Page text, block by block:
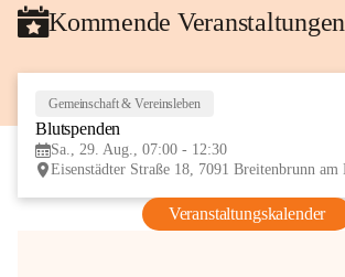
Kommende Veranstaltungen
Gemeinschaft & Vereinsleben
Blutspenden
Sa., 29. Aug., 07:00 - 12:30
Veranstaltungskalender